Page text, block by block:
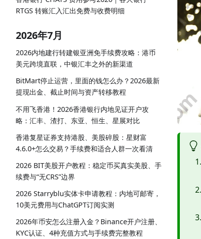
RTGS 转账汇入汇出免费与收费明细
2026年7月
2026内地建行转建银亚洲免手续费攻略：港币
美元跨境直联，中银汇丰之外的新渠道
BitMart停止运营，里面的钱怎么办？2026最新
提现出金、截止时间与资产转移教程
不用飞香港！2026香港银行内地见证开户攻
略：汇丰、渣打、东亚、恒生、星展对比
香港复星证券支持港股、美股碎股：星财富
4.6.0+怎么交易？手续费和适合人群一次看清
2026 BIT美股开户教程：稳定币买真实美股、手
续费与“无CRS”边界
2026 Starryblu实体卡申请教程：内地可邮寄，
10美元费用与ChatGPT订阅实测
2026年币安怎么注册入金？Binance开户注册、
KYC认证、4种充值方式与手续费完整教程